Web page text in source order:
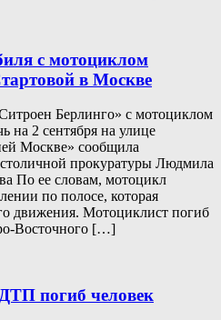
с мотоциклом
в Москве
Берлинго» с мотоциклом
на 2 сентября на улице
Москве» сообщила
прокуратуры Людмила
По ее словам, мотоцикл
по полосе, которая
движения. Мотоциклист погиб
Восточного […]
погиб человек